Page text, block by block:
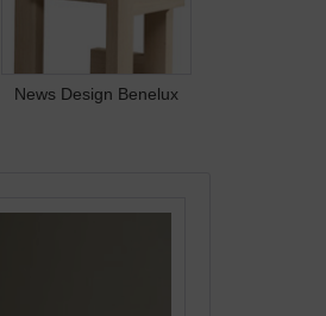
News Design Benelux